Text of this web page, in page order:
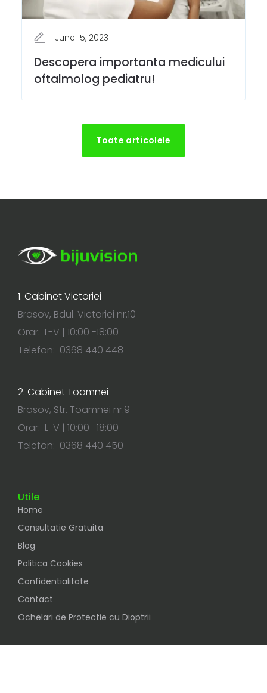
June 15, 2023
Descopera importanta medicului
oftalmolog pediatru!
Toate articolele
1. Cabinet Victoriei
Brasov, Bdul. Victoriei nr.10
Orar: L-V | 10:00 -18:00
Telefon: 0368 440 448
2. Cabinet Toamnei
Brasov, Str. Toamnei nr.9
Orar: L-V | 10:00 -18:00
Telefon: 0368 440 450
Utile
Home
Consultatie Gratuita
Blog
Politica Cookies
Confidentialitate
Contact
Ochelari de Protectie cu Dioptrii